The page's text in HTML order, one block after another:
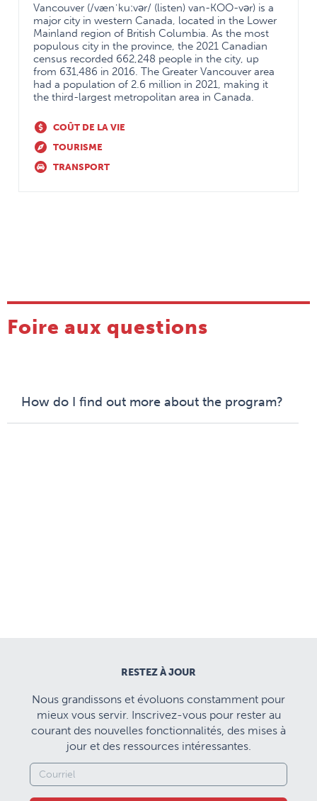
Vancouver (/vænˈkuːvər/ (listen) van-KOO-vər) is a
major city in western Canada, located in the Lower
Mainland region of British Columbia. As the most
populous city in the province, the 2021 Canadian
census recorded 662,248 people in the city, up
from 631,486 in 2016. The Greater Vancouver area
had a population of 2.6 million in 2021, making it
the third-largest metropolitan area in Canada.
COÛT DE LA VIE
TOURISME
TRANSPORT
Foire aux questions
How do I find out more about the program?
RESTEZ À JOUR
Nous grandissons et évoluons constamment pour
mieux vous servir. Inscrivez-vous pour rester au
courant des nouvelles fonctionnalités, des mises à
jour et des ressources intéressantes.